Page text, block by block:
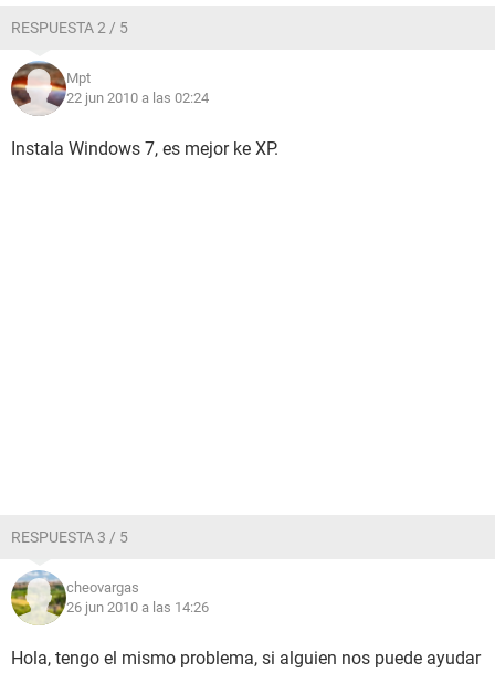
RESPUESTA 2 / 5
Mpt
22 jun 2010 a las 02:24
Instala Windows 7, es mejor ke XP.
RESPUESTA 3 / 5
cheovargas
26 jun 2010 a las 14:26
Hola, tengo el mismo problema, si alguien nos puede ayudar